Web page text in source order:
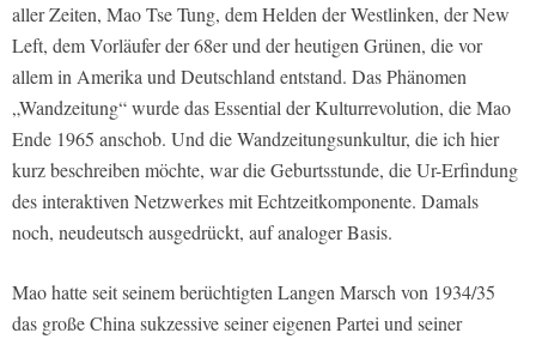
aller Zeiten, Mao Tse Tung, dem Helden der Westlinken, der New
Left, dem Vorläufer der 68er und der heutigen Grünen, die vor
allem in Amerika und Deutschland entstand. Das Phänomen
„Wandzeitung“ wurde das Essential der Kulturrevolution, die Mao
Ende 1965 anschob. Und die Wandzeitungsunkultur, die ich hier
kurz beschreiben möchte, war die Geburtsstunde, die Ur-Erfindung
des interaktiven Netzwerkes mit Echtzeitkomponente. Damals
noch, neudeutsch ausgedrückt, auf analoger Basis.
Mao hatte seit seinem berüchtigten Langen Marsch von 1934/35
das große China sukzessive seiner eigenen Partei und seiner